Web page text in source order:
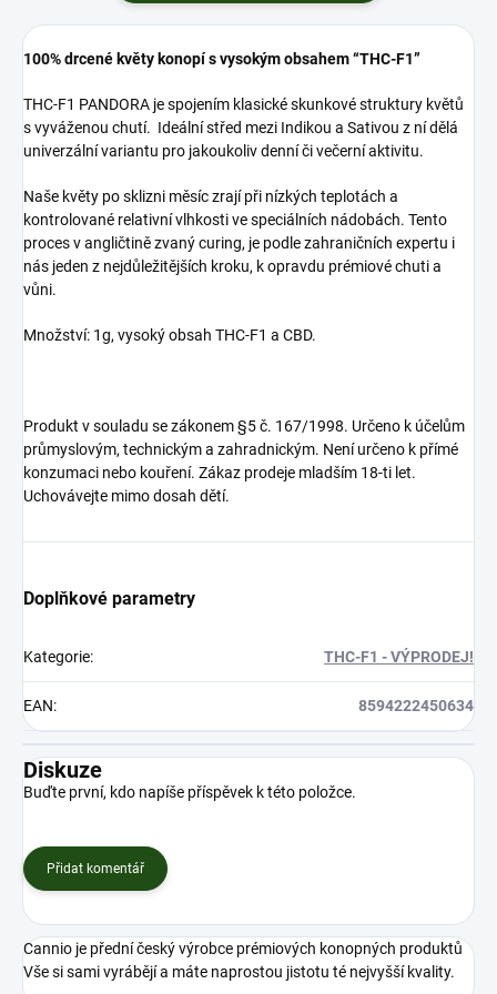
100% drcené květy konopí s vysokým obsahem “THC-F1”
THC-F1 PANDORA je spojením klasické skunkové struktury květů
s vyváženou chutí. Ideální střed mezi Indikou a Sativou z ní dělá
univerzální variantu pro jakoukoliv denní či večerní aktivitu.
Naše květy po sklizni měsíc zrají při nízkých teplotách a
kontrolované relativní vlhkosti ve speciálních nádobách. Tento
proces v angličtině zvaný curing, je podle zahraničních expertu i
nás jeden z nejdůležitějších kroku, k opravdu prémiové chuti a
vůni.
Množství: 1g, vysoký obsah THC-F1 a CBD.
Produkt v souladu se zákonem §5 č. 167/1998. Určeno k účelům
průmyslovým, technickým a zahradnickým. Není určeno k přímé
konzumaci nebo kouření. Zákaz prodeje mladším 18-ti let.
Uchovávejte mimo dosah dětí.
Doplňkové parametry
Kategorie: THC-F1 - VÝPRODEJ!
EAN: 8594222450634
Diskuze
Buďte první, kdo napíše příspěvek k této položce.
Přidat komentář
Cannio je přední český výrobce prémiových konopných produktů
Vše si sami vyrábějí a máte naprostou jistotu té nejvyšší kvality.